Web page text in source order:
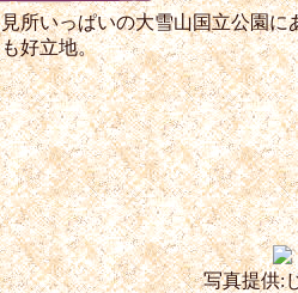
見所いっぱいの大雪山国立公園に
も好立地。
写真提供: